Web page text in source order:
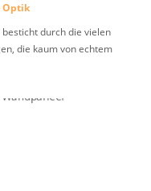
Optik
durch die vielen
die kaum von echtem